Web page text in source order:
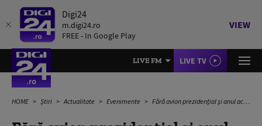
Digi24
m.digi24.ro
FREE - In Google Play
VIEW
LIVE FM LIVE TV
HOME Știri Actualitate Evenimente Fără avion prezidențial și anul acesta. Anca Dragu: Nu există cadru legal pentru alocare bugetară